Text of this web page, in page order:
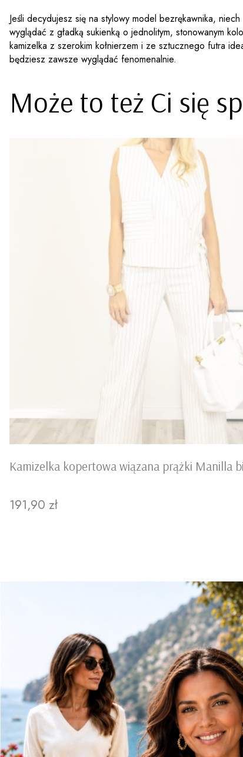
Jeśli decydujesz się na stylowy model bezrękawnika,
wyglądać z gładką sukienką o jednolitym, stonowanym
kamizelka z szerokim kołnierzem i ze sztucznego futra
będziesz zawsze wyglądać fenomenalnie.
Może to też Ci się
Kamizelka kopertowa wiązana prążki Manilla
Cena
191,90 zł